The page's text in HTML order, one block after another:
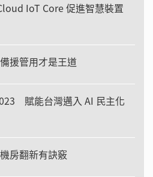
IoT Core 促進智慧裝置
援管用才是王道
賦能台灣邁入 AI 民主化
房翻新有訣竅